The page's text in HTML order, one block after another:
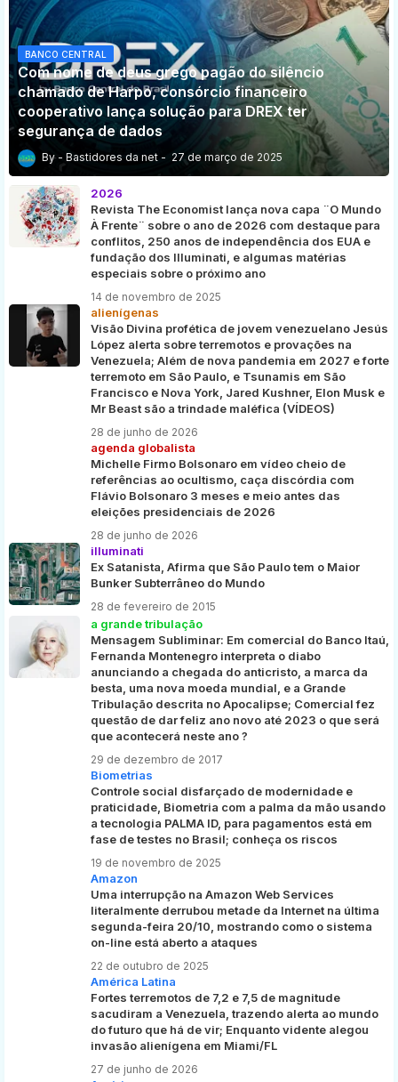
BANCO CENTRAL
Com nome de deus grego pagão do silêncio
chamado de Harpo, consórcio financeiro
cooperativo lança solução para DREX ter
segurança de dados
Bastidores da net 27 de março de 2025
2026
Revista The Economist lança nova capa ¨O Mundo
À Frente¨ sobre o ano de 2026 com destaque para
conflitos, 250 anos de independência dos EUA e
fundação dos Illuminati, e algumas matérias
especiais sobre o próximo ano
14 de novembro de 2025
alienígenas
Visão Divina profética de jovem venezuelano Jesús
López alerta sobre terremotos e provações na
Venezuela; Além de nova pandemia em 2027 e forte
terremoto em São Paulo, e Tsunamis em São
Francisco e Nova York, Jared Kushner, Elon Musk e
Mr Beast são a trindade maléfica (VÍDEOS)
28 de junho de 2026
agenda globalista
Michelle Firmo Bolsonaro em vídeo cheio de
referências ao ocultismo, caça discórdia com
Flávio Bolsonaro 3 meses e meio antes das
eleições presidenciais de 2026
28 de junho de 2026
illuminati
Ex Satanista, Afirma que São Paulo tem o Maior
Bunker Subterrâneo do Mundo
28 de fevereiro de 2015
a grande tribulação
Mensagem Subliminar: Em comercial do Banco Itaú,
Fernanda Montenegro interpreta o diabo
anunciando a chegada do anticristo, a marca da
besta, uma nova moeda mundial, e a Grande
Tribulação descrita no Apocalipse; Comercial fez
questão de dar feliz ano novo até 2023 o que será
que acontecerá neste ano ?
29 de dezembro de 2017
Biometrias
Controle social disfarçado de modernidade e
praticidade, Biometria com a palma da mão usando
a tecnologia PALMA ID, para pagamentos está em
fase de testes no Brasil; conheça os riscos
19 de novembro de 2025
Amazon
Uma interrupção na Amazon Web Services
literalmente derrubou metade da Internet na última
segunda-feira 20/10, mostrando como o sistema
on-line está aberto a ataques
22 de outubro de 2025
América Latina
Fortes terremotos de 7,2 e 7,5 de magnitude
sacudiram a Venezuela, trazendo alerta ao mundo
do futuro que há de vir; Enquanto vidente alegou
invasão alienígena em Miami/FL
27 de junho de 2026